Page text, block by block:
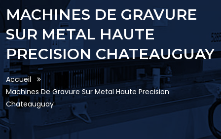
MACHINES DE GRAVURE
SUR METAL HAUTE
PRECISION CHATEAUGUAY
Accueil
Machines De Gravure Sur Metal Haute Precision
Chateauguay